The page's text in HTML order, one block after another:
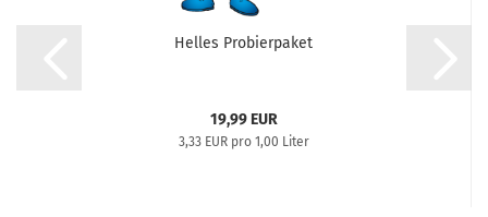
Helles Probierpaket
19,99 EUR
3,33 EUR pro 1,00 Liter